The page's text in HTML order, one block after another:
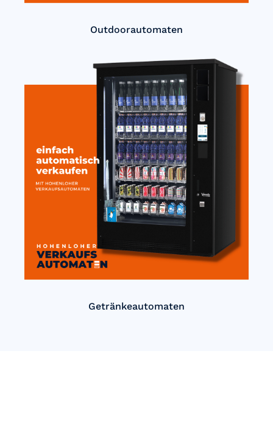
Outdoorautomaten
Getränkeautomaten